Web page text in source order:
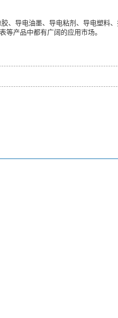
、导电油墨、导电粘剂、导电塑料
等产品中都有广阔的应用市场。